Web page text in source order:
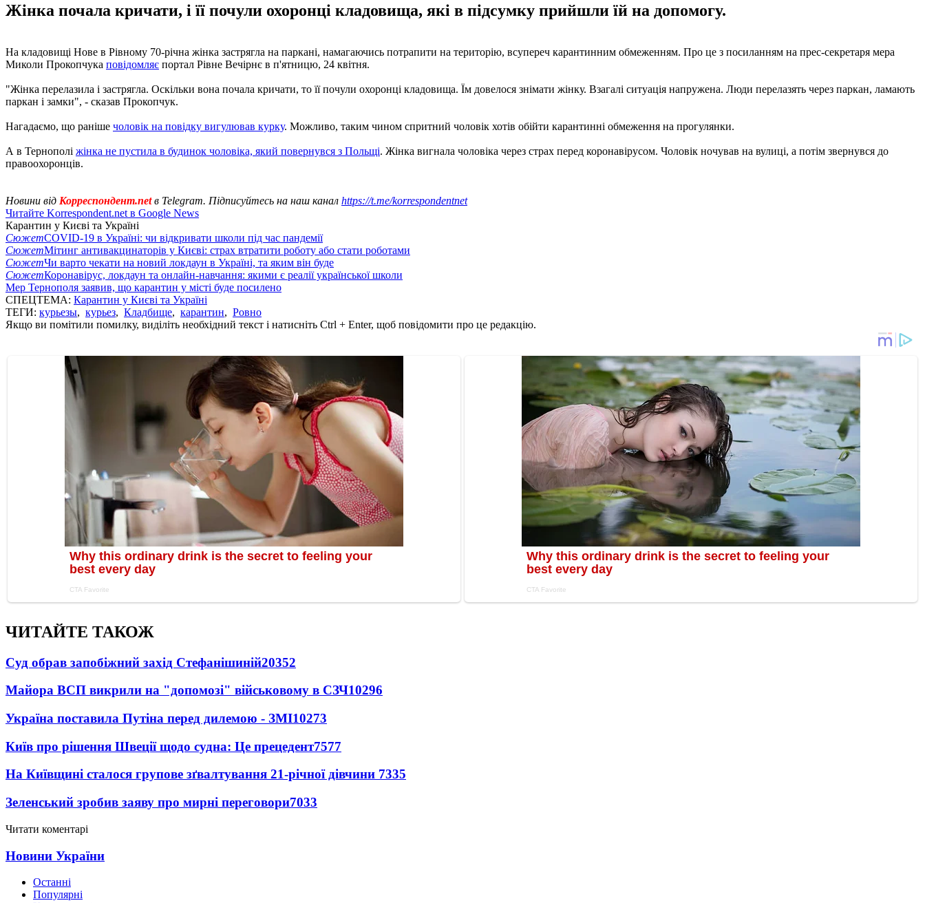
Жінка почала кричати, і її почули охоронці кладовища, які в підсумку прийшли їй на допомогу.
На кладовищі Нове в Рівному 70-річна жінка застрягла на паркані, намагаючись потрапити на територію, всупереч карантинним обмеженням. Про це з посиланням на прес-секретаря мера
Миколи Прокопчука повідомляє портал Рівне Вечірнє в п'ятницю, 24 квітня.
"Жінка перелазила і застрягла. Оскільки вона почала кричати, то її почули охоронці кладовища. Їм довелося знімати жінку. Взагалі ситуація напружена. Люди перелазять через паркан, ламають
паркан і замки", - сказав Прокопчук.
Нагадаємо, що раніше чоловік на повідку вигулював курку. Можливо, таким чином спритний чоловік хотів обійти карантинні обмеження на прогулянки.
А в Тернополі жінка не пустила в будинок чоловіка, який повернувся з Польщі. Жінка вигнала чоловіка через страх перед коронавірусом. Чоловік ночував на вулиці, а потім звернувся до
правоохоронців.
Новини від Корреспондент.netв Telegram. Підписуйтесь на наш канал https://t.me/korrespondentnet
Читайте Korrespondent.net в Google News
Карантин у Києві та Україні
СюжетCOVID-19 в Україні: чи відкривати школи під час пандемії
СюжетМітинг антивакцинаторів у Києві: страх втратити роботу або стати роботами
СюжетЧи варто чекати на новий локдаун в Україні, та яким він буде
СюжетКоронавірус, локдаун та онлайн-навчання: якими є реалії української школи
Мер Тернополя заявив, що карантин у місті буде посилено
СПЕЦТЕМА: Карантин у Києві та Україні
ТЕГИ: курьезы, курьез, Кладбище, карантин, Ровно
Якщо ви помітили помилку, виділіть необхідний текст і натисніть Ctrl + Enter, щоб повідомити про це редакцію.
ЧИТАЙТЕ ТАКОЖ
Суд обрав запобіжний захід Стефанішиній20352
Майора ВСП викрили на "допомозі" військовому в СЗЧ10296
Україна поставила Путіна перед дилемою - ЗМІ10273
Київ про рішення Швеції щодо судна: Це прецедент7577
На Київщині сталося групове зґвалтування 21-річної дівчини 7335
Зеленський зробив заяву про мирні переговори7033
Читати коментарі
Новини України
Останні
Популярні